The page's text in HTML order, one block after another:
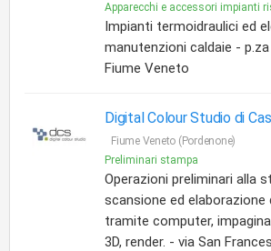
Apparecchi e accessori impianti
Impianti termoidraulici ed
manutenzioni caldaie -
Fiume Veneto
Digital Colour Studio di
Fiume Veneto (Pordenone)
Preliminari stampa
Operazioni preliminari alla
scansione ed elaborazione
tramite computer,
3D, render. - via San